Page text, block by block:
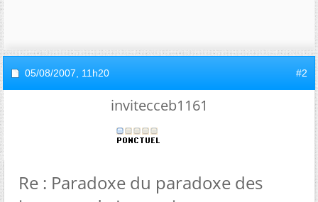
05/08/2007, 11h20 #2
invitecceb1161
Re : Paradoxe du paradoxe des